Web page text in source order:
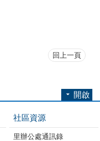
回上一頁
開啟
社區資源
里辦公處通訊錄